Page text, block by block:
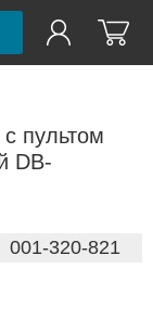
пультом
DB-
001-320-821